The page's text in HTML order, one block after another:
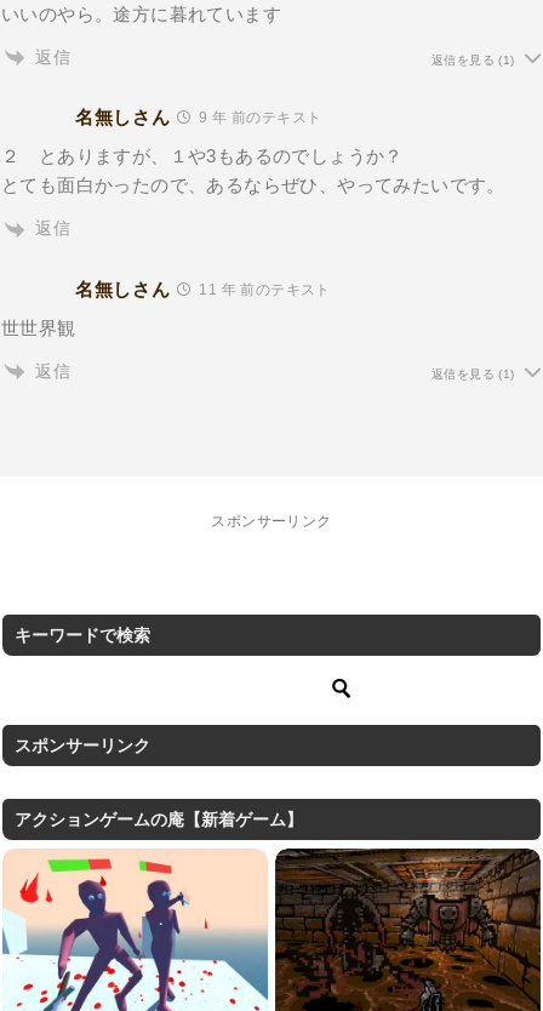
いいのやら。途方に暮れています
返信 返信を見る (1)
名無しさん 9 年 前のテキスト
２ とありますが、１や3もあるのでしょうか？
とても面白かったので、あるならぜひ、やってみたいです。
返信
名無しさん 11 年 前のテキスト
世世界観
返信 返信を見る (1)
スポンサーリンク
キーワードで検索
スポンサーリンク
アクションゲームの庵【新着ゲーム】